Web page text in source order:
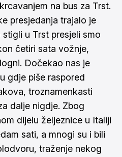
na bus za Trst.
presjedanja trajalo je
u Trst presjeli smo
četiri sata vožnje,
Dočekao nas je
gdje piše raspored
troznamenkasti
dalje nigdje. Zbog
dijelu željeznice u Italiji
sati, a mnogi su i bili
traženje nekog